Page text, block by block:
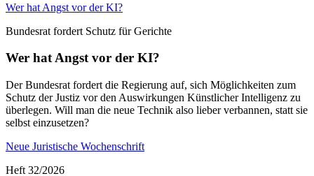
Wer hat Angst vor der KI?
Bundesrat fordert Schutz für Gerichte
Wer hat Angst vor der KI?
Der Bundesrat fordert die Regierung auf, sich Möglichkeiten zum
Schutz der Justiz vor den Auswirkungen Künstlicher Intelligenz zu
überlegen. Will man die neue Technik also lieber verbannen, statt sie
selbst einzusetzen?
Neue Juristische Wochenschrift
Heft 32/2026